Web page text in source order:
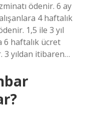
ödenir. 6 ay
4 haftalık
1,5 ile 3 yıl
6 haftalık ücret
3 yıldan itibaren…